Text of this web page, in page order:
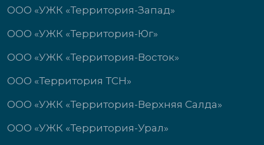
ООО «УЖК «Территория-Запад»
ООО «УЖК «Территория-Юг»
ООО «УЖК «Территория-Восток»
ООО «Территория ТСН»
ООО «УЖК «Территория-Верхняя Салда»
ООО «УЖК «Территория-Урал»